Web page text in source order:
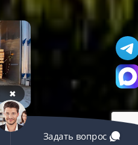
✖
Задать вопрос